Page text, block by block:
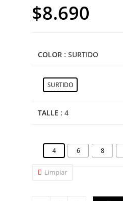
$8.690
COLOR : SURTIDO
SURTIDO
TALLE : 4
4 6 8
Limpiar